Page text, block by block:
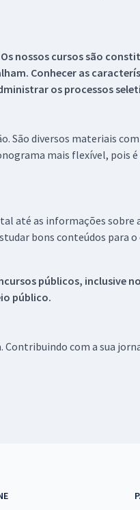
nossos cursos são
Conhecer as
os processos
São diversos materiais
mais flexível, pois
até as informações sobre
bons conteúdos para
públicos, inclusive no
público.
com a sua